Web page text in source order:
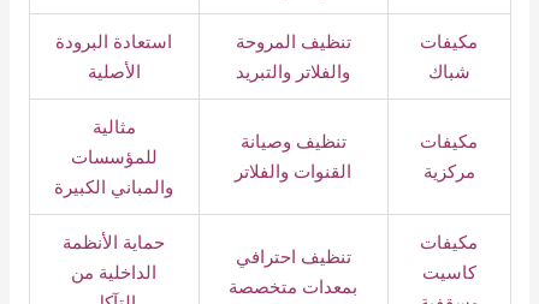
مكيفات
شباك
تنظيف المروحة
والفلاتر والتبريد
استعادة البرودة
الأصلية
مكيفات
مركزية
تنظيف وصيانة
القنوات والفلاتر
مثالية
للمؤسسات
والمباني الكبيرة
مكيفات
كاسيت
تنظيف احترافي
بمعدات متخصصة
حماية الأنظمة
الداخلية من